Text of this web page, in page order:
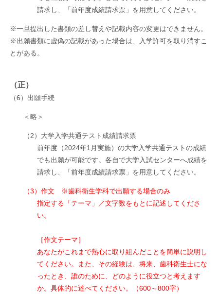
請求し、「前年度成績請求票」を用意してください。
※一旦提出した書類の差し替えや記載内容の変更はできません。
※出願書類に虚偽の記載があった場合は、入学許可を取り消すこ
とがある。
（正）
（6）出願手続
＜略＞
（2）大学入学共通テスト成績請求票
前年度（2024年1月実施）の大学入学共通テストの成績
でも出願が可能です。各自で大学入試センターへ成績を
請求し、「前年度成績請求票」を用意してください。
（3）作文 ※歯科衛生学科で出願する場合のみ
指定する「テーマ」／文字数をもとに記述してくださ
い。
［作文テーマ］
あなたがこれまで熱心に取り組んだことを簡単に説明し
てください。また、その経験は、将来、歯科衛生士にな
ったとき、誰のために、どのように役立つと考えます
か。具体的に述べてください。（600～800字）